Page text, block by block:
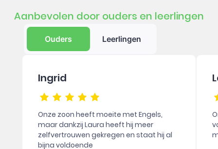
Aanbevolen door ouders en leerlingen
Ouders Leerlingen
Ingrid
Onze zoon heeft moeite met Engels,
maar dankzij Laura heeft hij meer
zelfvertrouwen gekregen en staat hij al
bijna voldoende